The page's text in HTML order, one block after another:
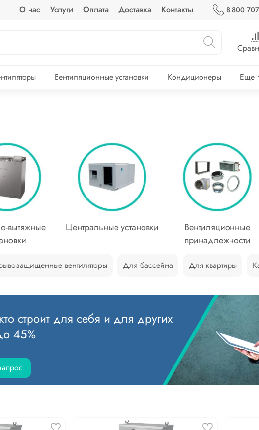
О нас Услуги Оплата Доставка Контакты 8 800
Вентиляционные установки Кондиционеры
Еще
вытяжные
Центральные установки
Вентиляционные
принадлежности
вентиляторы Для бассейна Для квартиры
строит для себя и для других
45%